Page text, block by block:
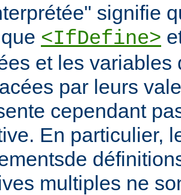
signifie
<IfDefine>
et les variables
par leurs
cependant
En particulier,
multiples ne